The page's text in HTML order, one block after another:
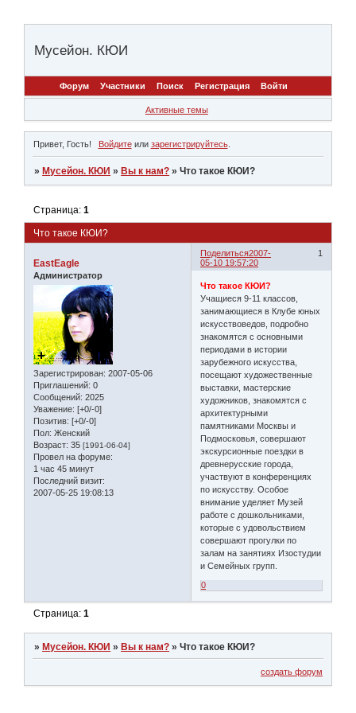
Мусейон. КЮИ
Форум Участники Поиск Регистрация Войти
Активные темы
Привет, Гость! Войдитеили зарегистрируйтесь.
» Мусейон. КЮИ » Вы к нам? »Что такое КЮИ?
Что такое КЮИ?
Страница:1
Поделиться 1
2007-
05-10 19:57:20
EastEagle
Администратор
Зарегистрирован: 2007-05-06
Приглашений: 0
Сообщений: 2025
Уважение: [+0/-0]
Позитив: [+0/-0]
Пол: Женский
Возраст: 35 [1991-06-04]
Провел на форуме:
1 час 45 минут
Последний визит:
2007-05-25 19:08:13
Что такое КЮИ?
Учащиеся 9-11 классов,
занимающиеся в Клубе юных
искусствоведов, подробно
знакомятся с основными
периодами в истории
зарубежного искусства,
посещают художественные
выставки, мастерские
художников, знакомятся с
архитектурными
памятниками Москвы и
Подмосковья, совершают
экскурсионные поездки в
древнерусские города,
участвуют в конференциях
по искусству. Особое
внимание уделяет Музей
работе с дошкольниками,
которые с удовольствием
совершают прогулки по
залам на занятиях Изостудии
и Семейных групп.
0
Страница:1
»Мусейон. КЮИ »Вы к нам? »Что такое КЮИ?
создать форум